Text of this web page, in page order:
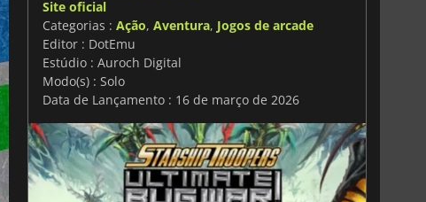
Site oficial
Categorias : Ação, Aventura, Jogos de arcade
Editor : DotEmu
Estúdio : Auroch Digital
Modo(s) : Solo
Data de Lançamento : 16 de março de 2026